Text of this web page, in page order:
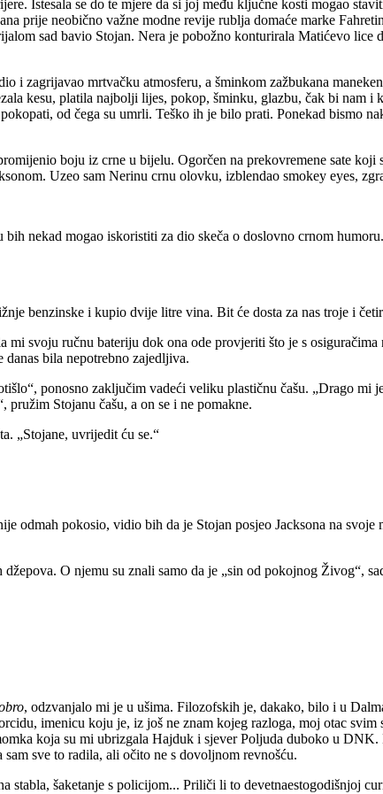
Istesala se do te mjere da si joj među ključne kosti mogao
prije neobično važne modne revije rublja domaće marke
sad bavio Stojan. Nera je pobožno konturirala Matićevo lice
zagrijavao mrtvačku atmosferu, a šminkom zažbukana
kesu, platila najbolji lijes, pokop, šminku, glazbu, čak bi nam i
od čega su umrli. Teško ih je bilo prati. Ponekad bismo
boju iz crne u bijelu. Ogorčen na prekovremene sate koji
Uzeo sam Nerinu crnu olovku, izblendao smokey eyes,
nekad mogao iskoristiti za dio skeča o doslovno crnom
benzinske i kupio dvije litre vina. Bit će dosta za nas troje i
svoju ručnu bateriju dok ona ode provjeriti što je s osiguračima
bila nepotrebno zajedljiva.
ponosno zaključim vadeći veliku plastičnu čašu. „Drago mi
Stojanu čašu, a on se i ne pomakne.
„Stojane, uvrijedit ću se.“
pokosio, vidio bih da je Stojan posjeo Jacksona na svoje
O njemu su znali samo da je „sin od pokojnog Živog“,
, odzvanjalo mi je u ušima. Filozofskih je, dakako, bilo i u
imenicu koju je, iz još ne znam kojeg razloga, moj otac
koja su mi ubrizgala Hajduk i sjever Poljuda duboko u
sve to radila, ali očito ne s dovoljnom revnošću.
stabla, šaketanje s policijom... Priliči li to devetnaestogodišnjoj